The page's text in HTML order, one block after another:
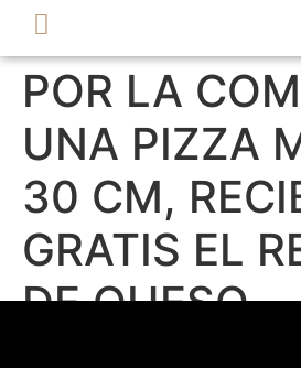
POR LA
UNA PIZZA
30 CM,
GRATIS EL
DE QUESO.